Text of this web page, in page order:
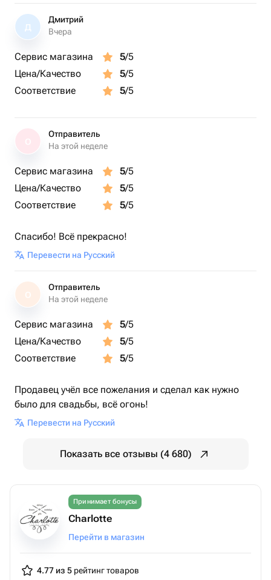
Д
Дмитрий
Вчера
Сервис магазина 5/5
Цена/Качество
5/5
Соответствие
5/5
Отправитель
На этой неделе
Сервис магазина 5/5
Цена/Качество
5/5
Соответствие
5/5
Спасибо! Всё прекрасно!
Перевести на Русский
О
Отправитель
На этой неделе
Сервис магазина 5/5
Цена/Качество
5/5
Соответствие
5/5
Продавец учёл все пожелания и сделал как нужно
было для свадьбы, всё огонь!
Перевести на Русский
Показать все отзывы (4 680)
Принимает бонусы
Charlotte
Перейти в магазин
4.77 из 5 рейтинг товаров